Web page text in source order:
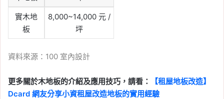
實木地
板
8,000~14,000 元 /
坪
資料來源： 100 室內設計
更多關於木地板的介紹及應用技巧，請看：
【租屋地板改造】
Dcard 網友分享小資租屋改造地板的實用經驗